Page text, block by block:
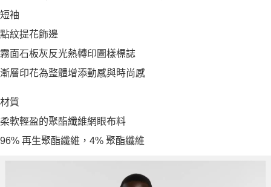
短袖
點紋提花飾邊
霧面石板灰反光熱轉印圖樣標誌
漸層印花為整體增添動感與時尚感
材質
柔軟輕盈的聚酯纖維網眼布料
96% 再生聚酯纖維，4% 聚酯纖維